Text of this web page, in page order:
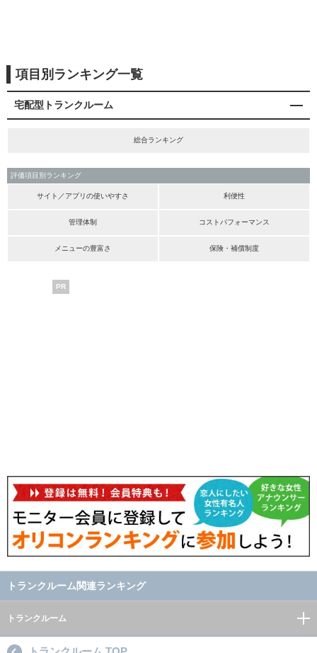
項目別ランキング一覧
宅配型トランクルーム
総合ランキング
評価項目別ランキング
サイト／アプリの使いやすさ 利便性
管理体制 コストパフォーマンス
メニューの豊富さ 保険・補償制度
PR
トランクルーム関連ランキング
トランクルーム